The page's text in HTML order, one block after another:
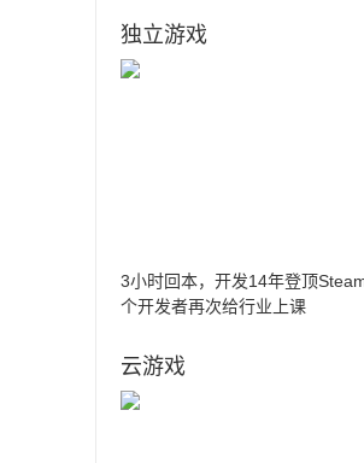
独立游戏
3小时回本，开发14年登顶
个开发者再次给行业上课
云游戏